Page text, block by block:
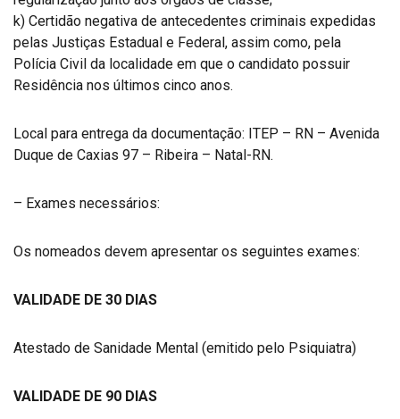
k) Certidão negativa de antecedentes criminais expedidas
pelas Justiças Estadual e Federal, assim como, pela
Polícia Civil da localidade em que o candidato possuir
Residência nos últimos cinco anos.
Local para entrega da documentação: ITEP – RN – Avenida
Duque de Caxias 97 – Ribeira – Natal-RN.
– Exames necessários:
Os nomeados devem apresentar os seguintes exames:
VALIDADE DE 30 DIAS
Atestado de Sanidade Mental (emitido pelo Psiquiatra)
VALIDADE DE 90 DIAS